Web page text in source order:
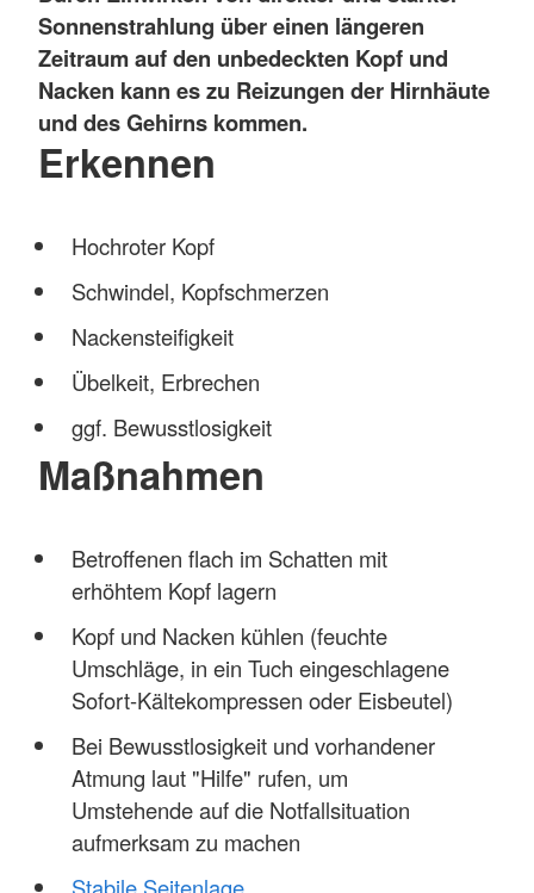
Sonnenstrahlung über einen längeren
Zeitraum auf den unbedeckten Kopf und
Nacken kann es zu Reizungen der Hirnhäute
und des Gehirns kommen.
Erkennen
Hochroter Kopf
Schwindel, Kopfschmerzen
Nackensteifigkeit
Übelkeit, Erbrechen
ggf. Bewusstlosigkeit
Maßnahmen
Betroffenen flach im Schatten mit
erhöhtem Kopf lagern
Kopf und Nacken kühlen (feuchte
Umschläge, in ein Tuch eingeschlagene
Sofort-Kältekompressen oder Eisbeutel)
Bei Bewusstlosigkeit und vorhandener
Atmung laut "Hilfe" rufen, um
Umstehende auf die Notfallsituation
aufmerksam zu machen
Stabile Seitenlage